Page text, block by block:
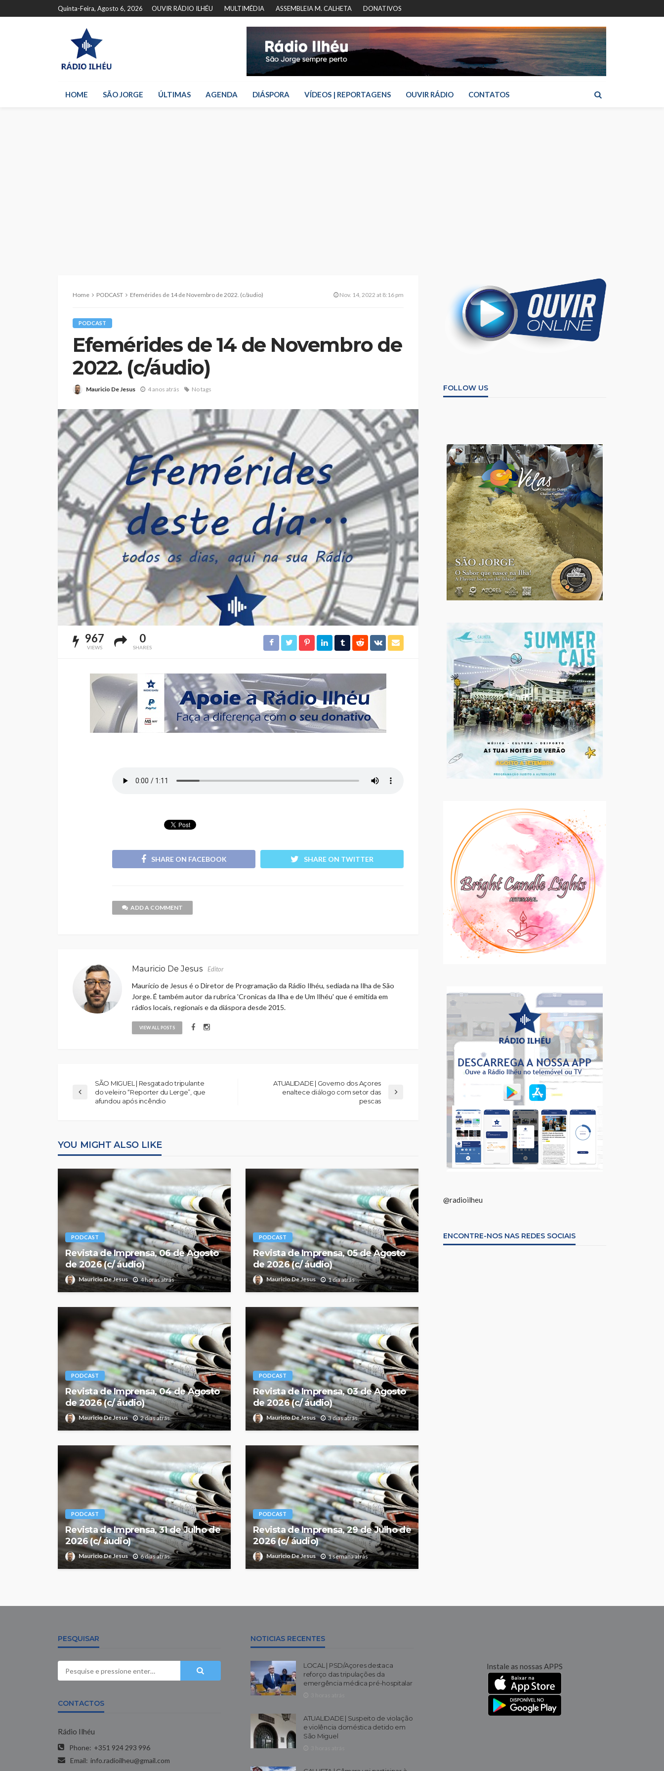
Quinta-Feira, Agosto 6, 2026 OUVIR RÁDIO ILHÉU MULTIMÉDIA ASSEMBLEIA M. CALHETA DONATIVOS
HOME SÃO JORGE ÚLTIMAS AGENDA DIÁSPORA VÍDEOS | REPORTAGENS OUVIR RÁDIO CONTATOS
Home PODCAST Efemérides de 14 de Novembro de 2022. (c/áudio) Nov. 14, 2022 at 8:16 pm
PODCAST
Efemérides de 14 de Novembro de
2022. (c/áudio)
Mauricio De Jesus 4 anos atrás No tags
967
VIEWS
0
SHARES
SHARE ON FACEBOOK SHARE ON TWITTER
ADD A COMMENT
Mauricio De Jesus Editor
Maurício de Jesus é o Diretor de Programação da Rádio Ilhéu, sediada na Ilha de São
Jorge. É também autor da rubrica 'Cronicas da Ilha e de Um Ilhéu' que é emitida em
rádios locais, regionais e da diáspora desde 2015.
VIEW ALL POSTS
SÃO MIGUEL | Resgatado tripulante
do veleiro “Reporter du Lerge”, que
afundou após incêndio
ATUALIDADE | Governo dos Açores
enaltece diálogo com setor das
pescas
YOU MIGHT ALSO LIKE
PODCAST
Revista de Imprensa, 06 de Agosto
de 2026 (c/ áudio)
Mauricio De Jesus 4 horas atrás
PODCAST
Revista de Imprensa, 05 de Agosto
de 2026 (c/ áudio)
Mauricio De Jesus 1 dia atrás
PODCAST
Revista de Imprensa, 04 de Agosto
de 2026 (c/ áudio)
Mauricio De Jesus 2 dias atrás
PODCAST
Revista de Imprensa, 03 de Agosto
de 2026 (c/ áudio)
Mauricio De Jesus 3 dias atrás
PODCAST
Revista de Imprensa, 31 de Julho de
2026 (c/ áudio)
Mauricio De Jesus 6 dias atrás
PODCAST
Revista de Imprensa, 29 de Julho de
2026 (c/ áudio)
Mauricio De Jesus 1 semana atrás
FOLLOW US
@radioilheu
ENCONTRE-NOS NAS REDES SOCIAIS
PESQUISAR
CONTACTOS
Rádio Ilhéu
Phone: +351 924 293 996
Email: info.radioilheu@gmail.com
NOTICIAS RECENTES
LOCAL | PSD/Açores destaca
reforço das tripulações da
emergência médica pré-hospitalar
ATUALIDADE | Suspeito de violação
e violência doméstica detido em
São Miguel
Instale as nossas APPS